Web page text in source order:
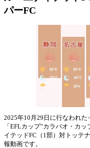
パーFC
2025年10月29日に行なわれ
「EFLカップ”カラバオ・カ
イテッドFC（1部）対トッテ
報動画です。